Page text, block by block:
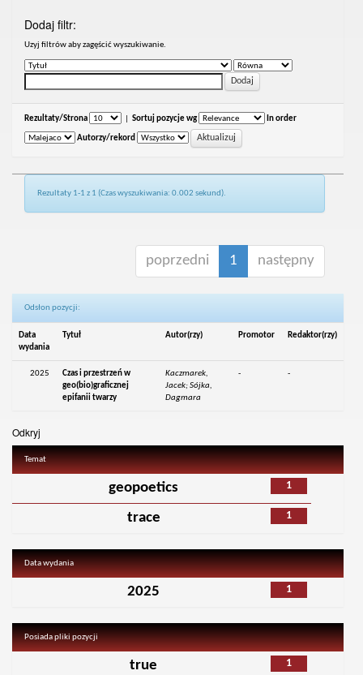
Dodaj filtr:
Uzyj filtrów aby zagęścić wyszukiwanie.
Rezultaty/Strona Sortuj pozycje wg In order
Autorzy/rekord
Rezultaty 1-1 z 1 (Czas wyszukiwania: 0.002 sekund).
poprzedni 1 następny
Odsłon pozycji:
Data
wydania
Tytuł Autor(rzy) Promotor Redaktor(rzy)
2025
Czas i przestrzeń w
geo(bio)graficznej
epifanii twarzy
Kaczmarek,
Jacek; Sójka,
Dagmara
- -
Odkryj
Temat
1
geopoetics
1
trace
Data wydania
1
2025
Posiada pliki pozycji
1
true